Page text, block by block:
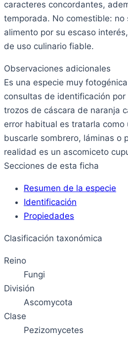
caracteres concordantes,
temporada. No comestible: no
alimento por su escaso
de uso culinario fiable.
Observaciones adicionales
Es una especie muy
consultas de identificación por
trozos de cáscara de naranja
error habitual es tratarla como
buscarle sombrero, láminas o
realidad es un ascomiceto
Secciones de esta ficha
Resumen de la especie
Identificación
Propiedades
Clasificación taxonómica
Reino
Fungi
División
Ascomycota
Clase
Pezizomycetes